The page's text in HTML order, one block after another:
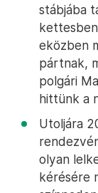
stábjába
eközben
pártnak,
polgári
hittünk a
Utoljára
olyan
kérésére